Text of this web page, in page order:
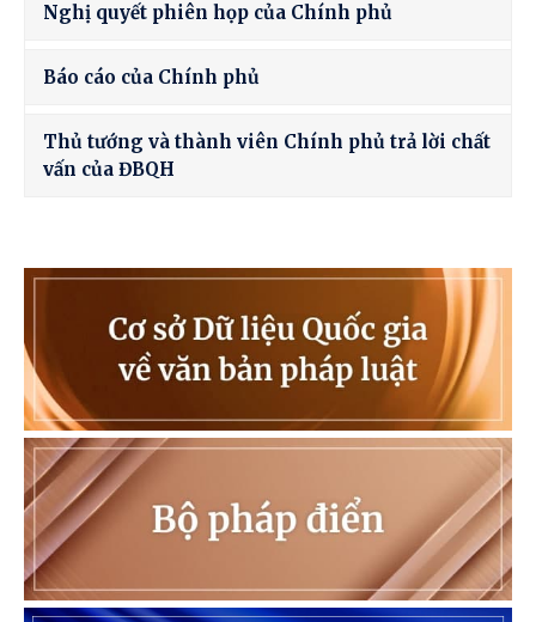
Nghị quyết phiên họp của Chính phủ
Báo cáo của Chính phủ
Thủ tướng và thành viên Chính phủ trả lời chất
vấn của ĐBQH